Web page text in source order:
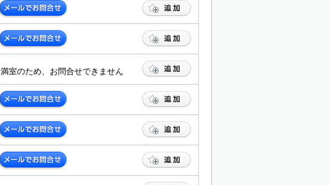
満室のため、お問合せできません